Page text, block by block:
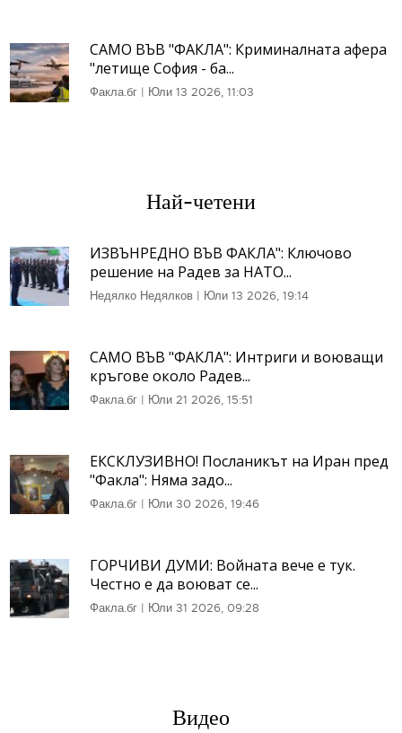
САМО ВЪВ "ФАКЛА": Криминалната афера
"летище София - ба...
Факла.бг | Юли 13 2026, 11:03
Най-четени
ИЗВЪНРЕДНО ВЪВ ФАКЛА": Ключово
решение на Радев за НАТО...
Недялко Недялков | Юли 13 2026, 19:14
САМО ВЪВ "ФАКЛА": Интриги и воюващи
кръгове около Радев...
Факла.бг | Юли 21 2026, 15:51
ЕКСКЛУЗИВНО! Посланикът на Иран пред
"Факла": Няма задо...
Факла.бг | Юли 30 2026, 19:46
ГОРЧИВИ ДУМИ: Войната вече е тук.
Честно е да воюват се...
Факла.бг | Юли 31 2026, 09:28
Видео